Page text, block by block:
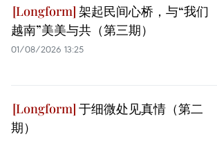
架起民间心桥，与“我们
越南”美美与共（第三期）
01/08/2026 13:25
于细微处见真情（第二
期）